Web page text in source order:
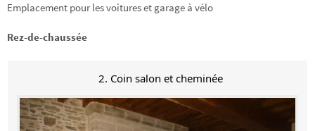
Emplacement pour les voitures et garage à vélo
Rez-de-chaussée
2. Coin salon et cheminée